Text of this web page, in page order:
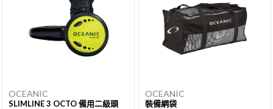
OCEANIC
SLIMLINE 3 OCTO 備用二級頭
OCEANIC
裝備網袋